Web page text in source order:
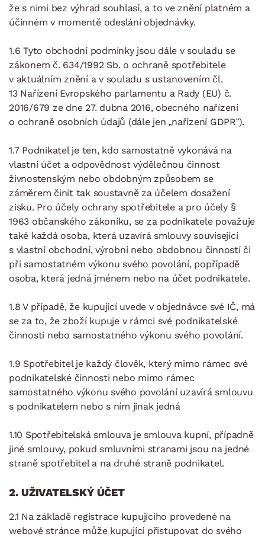
že s nimi bez výhrad souhlasí, a to ve znění platném a
účinném v momentě odeslání objednávky.
1.6 Tyto obchodní podmínky jsou dále v souladu se
zákonem č. 634/1992 Sb. o ochraně spotřebitele
v aktuálním znění a v souladu s ustanovením čl.
13 Nařízení Evropského parlamentu a Rady (EU) č.
2016/679 ze dne 27. dubna 2016, obecného nařízení
o ochraně osobních údajů (dále jen „nařízení GDPR“).
1.7 Podnikatel je ten, kdo samostatně vykonává na
vlastní účet a odpovědnost výdělečnou činnost
živnostenským nebo obdobným způsobem se
záměrem činit tak soustavně za účelem dosažení
zisku. Pro účely ochrany spotřebitele a pro účely §
1963 občanského zákoníku, se za podnikatele považuje
také každá osoba, která uzavírá smlouvy související
s vlastní obchodní, výrobní nebo obdobnou činností či
při samostatném výkonu svého povolání, popřípadě
osoba, která jedná jménem nebo na účet podnikatele.
1.8 V případě, že kupující uvede v objednávce své IČ, má
se za to, že zboží kupuje v rámci své podnikatelské
činnosti nebo samostatného výkonu svého povolání.
1.9 Spotřebitel je každý člověk, který mimo rámec své
podnikatelské činnosti nebo mimo rámec
samostatného výkonu svého povolání uzavírá smlouvu
s podnikatelem nebo s ním jinak jedná
1.10 Spotřebitelská smlouva je smlouva kupní, případně
jiné smlouvy, pokud smluvními stranami jsou na jedné
straně spotřebitel a na druhé straně podnikatel.
2. UŽIVATELSKÝ ÚČET
2.1 Na základě registrace kupujícího provedené na
webové stránce může kupující přistupovat do svého